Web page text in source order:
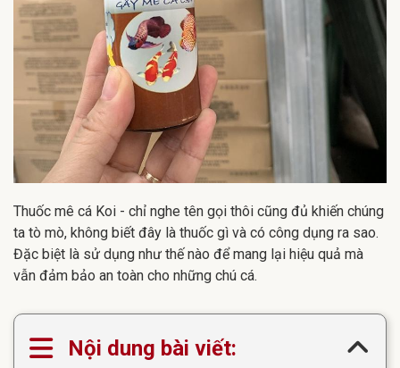
Thuốc mê cá Koi - chỉ nghe tên gọi thôi cũng đủ khiến chúng
ta tò mò, không biết đây là thuốc gì và có công dụng ra sao.
Đặc biệt là sử dụng như thế nào để mang lại hiệu quả mà
vẫn đảm bảo an toàn cho những chú cá.
Nội dung bài viết: